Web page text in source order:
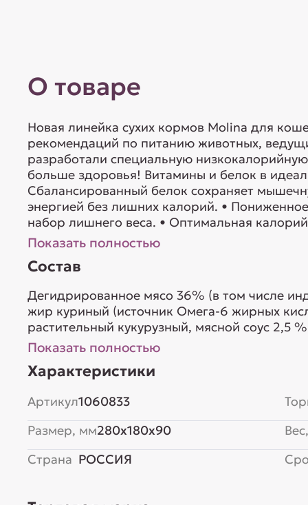
О товаре
Новая линейка сухих кормов Molina для
рекомендаций по питанию животных,
разработали специальную
больше здоровья! Витамины и белок в
Сбалансированный белок сохраняет
энергией без лишних калорий. •
набор лишнего веса. • Оптимальная
Показать полностью
Состав
Дегидрированное мясо 36% (в том числе
жир куриный (источник Омега-6 жирных
растительный кукурузный, мясной соус 2,5
свекольная, дрожжи (источник
кислот)...
Показать полностью
Характеристики
Артикул1060833
Размер, мм280x180x90
Страна РОССИЯ